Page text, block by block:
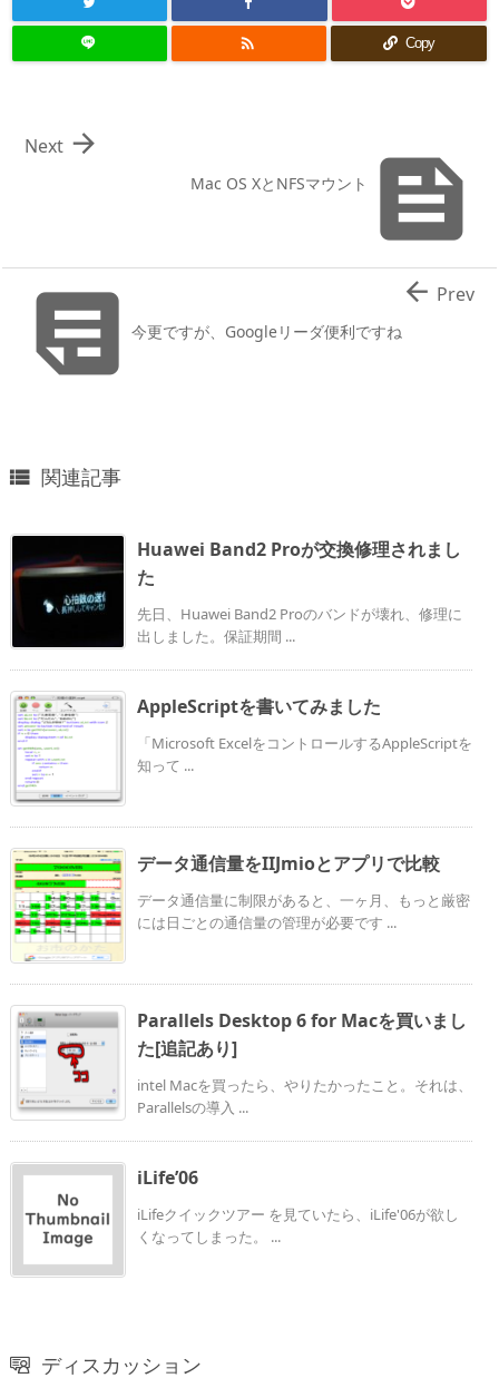
 Copy

Mac OS XとNFSマウント

Next
今更ですが、Googleリーダ便利ですね
 Prev
 関連記事
Huawei Band2 Proが交換修理されまし
た
先日、Huawei Band2 Proのバンドが壊れ、修理に
出しました。保証期間 ...
AppleScriptを書いてみました
「Microsoft ExcelをコントロールするAppleScriptを
知って ...
データ通信量をIIJmioとアプリで比較
データ通信量に制限があると、一ヶ月、もっと厳密
には日ごとの通信量の管理が必要です ...
Parallels Desktop 6 for Macを買いまし
た[追記あり]
intel Macを買ったら、やりたかったこと。それは、
Parallelsの導入 ...
iLife’06
iLifeクイックツアー を見ていたら、iLife'06が欲し
くなってしまった。 ...
ディスカッション